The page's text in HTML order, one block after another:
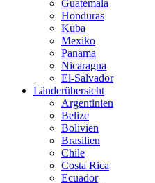
Guatemala
Honduras
Kuba
Mexiko
Panama
Nicaragua
El-Salvador
Länderübersicht
Argentinien
Belize
Bolivien
Brasilien
Chile
Costa Rica
Ecuador